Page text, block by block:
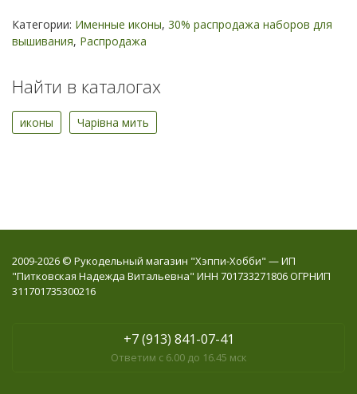
Категории: Именные иконы, 30% распродажа наборов для
вышивания, Распродажа
Найти в каталогах
иконы Чарiвна мить
2009-2026 © Рукодельный магазин "Хэппи-Хобби" — ИП
"Питковская Надежда Витальевна" ИНН 701733271806 ОГРНИП
311701735300216
+7 (913) 841-07-41
Ответим с 6.00 до 16.45 мск